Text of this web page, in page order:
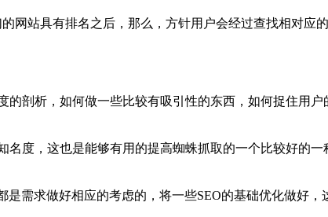
网站具有排名之后，那么，方针用户会经过查找相对应
剖析，如何做一些比较有吸引性的东西，如何捉住用
度，这也是能够有用的提高蜘蛛抓取的一个比较好的
需求做好相应的考虑的，将一些SEO的基础优化做好